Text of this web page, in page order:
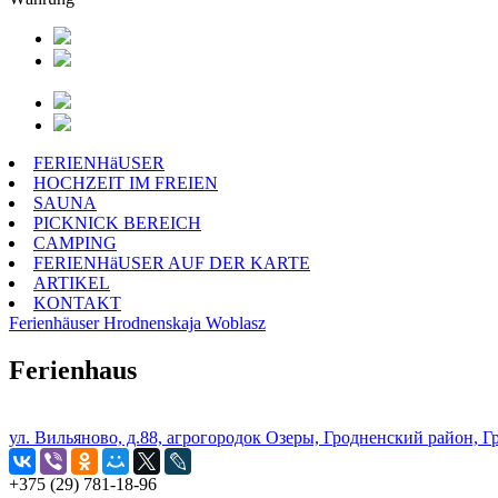
FERIENHäUSER
HOCHZEIT IM FREIEN
SAUNA
PICKNICK BEREICH
CAMPING
FERIENHäUSER AUF DER KARTE
ARTIKEL
KONTAKT
Ferienhäuser Hrodnenskaja Woblasz
Ferienhaus
ул. Вильяново, д.88, агрогородок Озеры, Гродненский район,
+375 (29) 781-18-96